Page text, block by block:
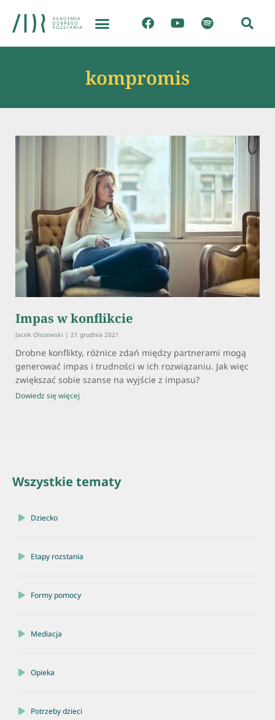
kompromis
Impas w konflikcie
Jacek Olszewski 21 grudnia 2021
Drobne konflikty, różnice zdań między partnerami mogą
generować impas i trudności w ich rozwiązaniu. Jak więc
zwiększać sobie szanse na wyjście z impasu?
Dowiedz się więcej
Wszystkie tematy
Dziecko
Etapy rozstania
Formy pomocy
Mediacja
Opieka
Potrzeby dzieci